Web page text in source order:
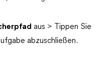
aus > Tippen Sie
abzuschließen.